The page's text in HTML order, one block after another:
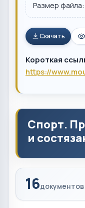
Размер файла:
Скачать
Короткая
https://
Спорт.
и
16документов